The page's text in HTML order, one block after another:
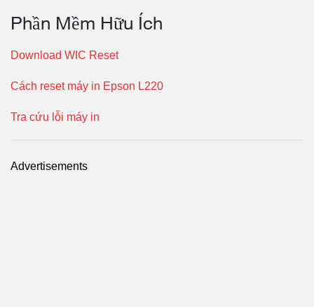
Phần Mềm Hữu Ích
Download WIC Reset
Cách reset máy in Epson L220
Tra cứu lỗi máy in
Advertisements